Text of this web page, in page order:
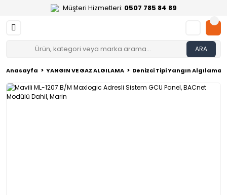
Müşteri Hizmetleri: 0507 785 84 89
ARA
Anasayfa YANGIN VE GAZ ALGILAMA Denizci Tipi Yangın Algılama